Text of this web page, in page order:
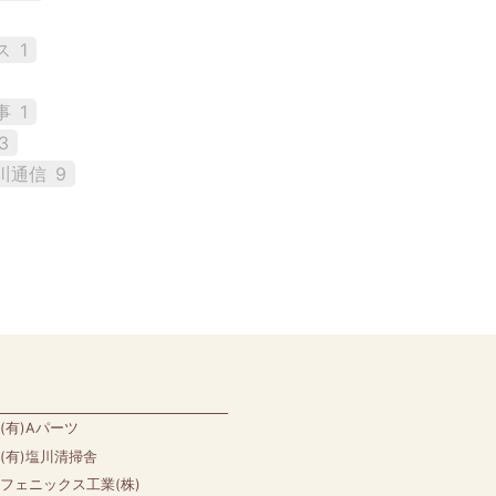
1
1
通信 9
(有)Aパーツ
(有)塩川清掃舎
フェニックス工業(株)